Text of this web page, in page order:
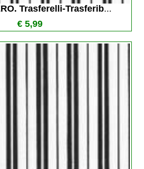
Trasferelli-Trasferib...
€ 5,99